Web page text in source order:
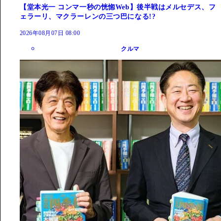
【堂本光一 コンマ一秒の恍惚Web】後半戦はメルセデス、フ
ェラーリ、マクラーレンの三つ巴になる!?
2026年08月07日 08:00
クルマ